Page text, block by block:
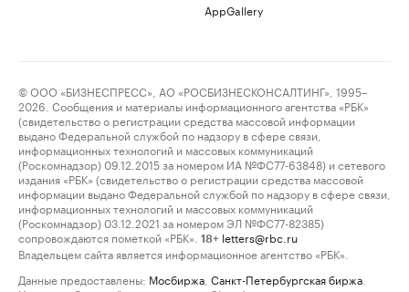
AppGallery
© ООО «БИЗНЕСПРЕСС», АО «РОСБИЗНЕСКОНСАЛТИНГ», 1995–
2026. Сообщения и материалы информационного агентства «РБК»
(свидетельство о регистрации средства массовой информации
выдано Федеральной службой по надзору в сфере связи,
информационных технологий и массовых коммуникаций
(Роскомнадзор) 09.12.2015 за номером ИА №ФС77-63848) и сетевого
издания «РБК» (свидетельство о регистрации средства массовой
информации выдано Федеральной службой по надзору в сфере связи,
информационных технологий и массовых коммуникаций
(Роскомнадзор) 03.12.2021 за номером ЭЛ №ФС77-82385)
сопровождаются пометкой «РБК».
18+ letters@rbc.ru
Владельцем сайта является информационное агентство «РБК».
Данные предоставлены: Мосбиржа Санкт-Петербургская биржа